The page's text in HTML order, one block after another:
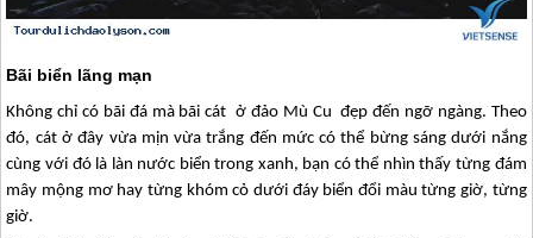
Bãi biển lãng mạn
Không chỉ có bãi đá mà bãi cát ở đảo Mù Cu đẹp đến ngỡ ngàng. Theo
đó, cát ở đây vừa mịn vừa trắng đến mức có thể bừng sáng dưới nắng
cùng với đó là làn nước biển trong xanh, bạn có thể nhìn thấy từng đám
mây mộng mơ hay từng khóm cỏ dưới đáy biển đổi màu từng giờ, từng
giờ.